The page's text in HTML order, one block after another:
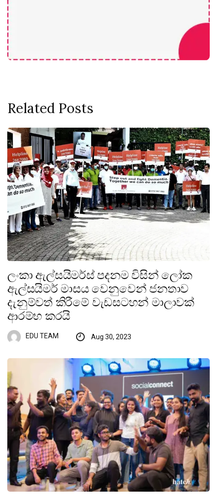
Related Posts
ලංකා ඇල්සයිමර්ස් පදනම විසින් ලෝක
ඇල්සයිමර් මාසය වෙනුවෙන් ජනතාව
දැනුම්වත් කිරීමේ වැඩසටහන් මාලාවක්
ආරම්භ කරයි
EDU TEAM Aug 30, 2023